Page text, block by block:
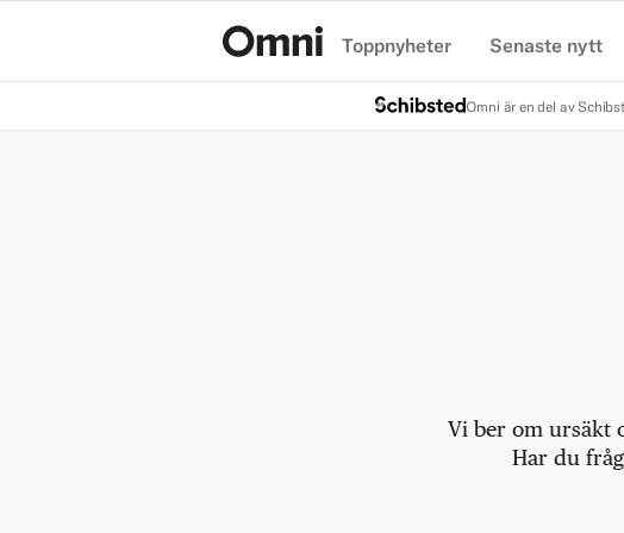
Toppnyheter Senaste nytt
Omni är en del av
Vi ber om ursäkt
Har du